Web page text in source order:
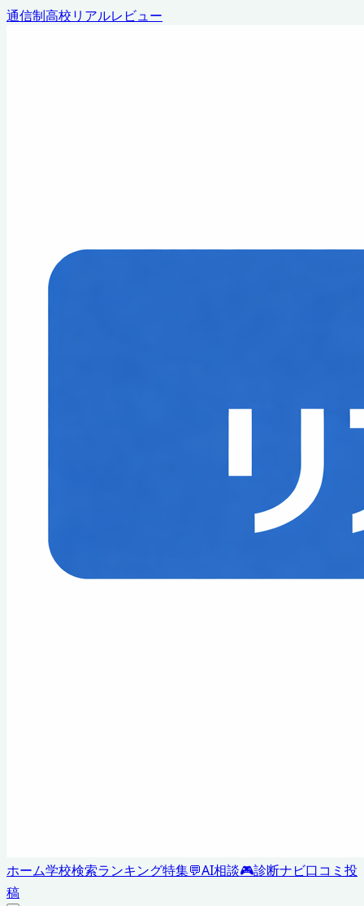
通信制高校リアルレビュー
ホーム学校検索ランキング特集💬AI相談🎮診断ナビ口コミ投
稿